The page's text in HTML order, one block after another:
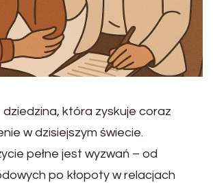
która zyskuje coraz
w dzisiejszym świecie.
pełne jest wyzwań – od
po kłopoty w relacjach